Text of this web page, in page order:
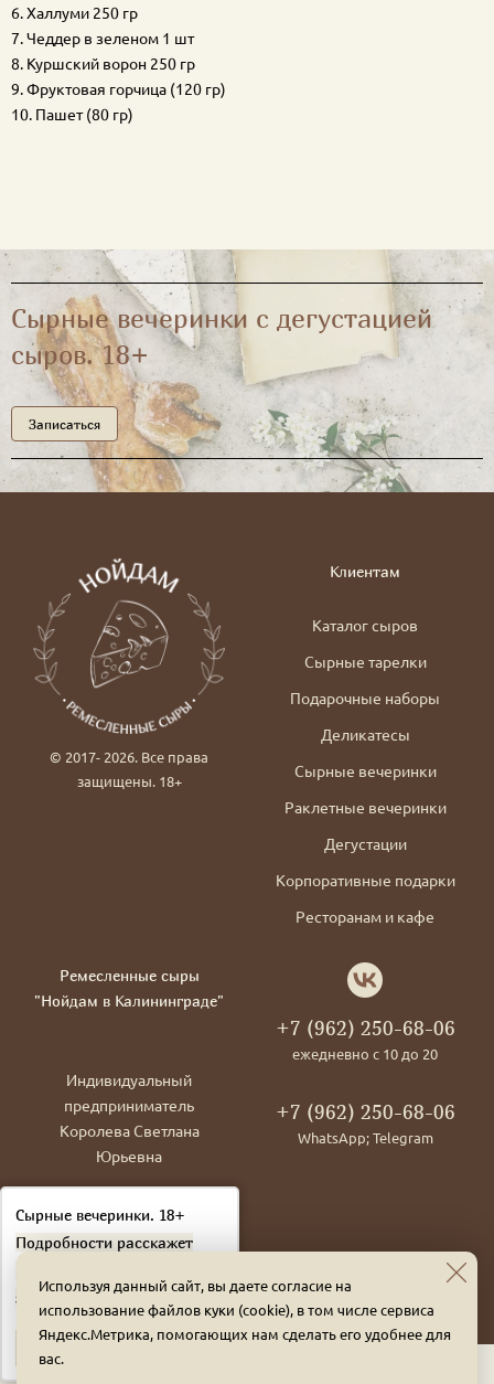
6. Халлуми 250 гр
7. Чеддер в зеленом 1 шт
8. Куршский ворон 250 гр
9. Фруктовая горчица (120 гр)
10. Пашет (80 гр)
Сырные вечеринки. 18+
Подробности расскажет
заявку!
Подробнее
Сырные вечеринки с дегустацией
сыров. 18+
Записаться
© 2017- 2026. Все права
защищены. 18+
Клиентам
Каталог сыров
Сырные тарелки
Подарочные наборы
Деликатесы
Сырные вечеринки
Раклетные вечеринки
Дегустации
Корпоративные подарки
Ресторанам и кафе
Ремесленные сыры
"Нойдам в Калининграде"
Индивидуальный
предприниматель
Королева Светлана
Юрьевна
ОГРНИП
311392606400062
ИНН 390609578019
+7 (962) 250-68-06
ежедневно с 10 до 20
+7 (962) 250-68-06
WhatsApp; Telegram
Используя данный сайт, вы даете согласие на
использование файлов куки (cookie), в том числе сервиса
Яндекс.Метрика, помогающих нам сделать его удобнее для
вас.